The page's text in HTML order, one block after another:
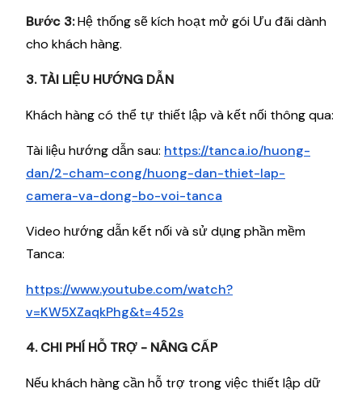
Bước 3:Hệ thống sẽ kích hoạt mở gói Ưu đãi dành
cho khách hàng.
3. TÀI LIỆU HƯỚNG DẪN
Khách hàng có thể tự thiết lập và kết nối thông qua:
Tài liệu hướng dẫn sau: https://tanca.io/huong-
dan/2-cham-cong/huong-dan-thiet-lap-
camera-va-dong-bo-voi-tanca
Video hướng dẫn kết nối và sử dụng phần mềm
Tanca:
https://www.youtube.com/watch?
v=KW5XZaqkPhg&t=452s
4. CHI PHÍ HỖ TRỢ - NÂNG CẤP
Nếu khách hàng cần hỗ trợ trong việc thiết lập dữ